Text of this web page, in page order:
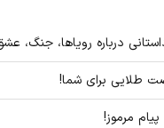
درباره رویاها، جنگ،
طلایی برای شما!
مرموز!